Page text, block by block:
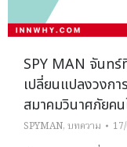
SPY MAN จันทร์
เปลี่ยนแปลงวงก
สมาคมวินาศภัยค
SPYMAN, บทความ